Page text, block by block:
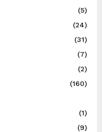
(5)
(24)
(31)
(7)
(2)
(160)
(1)
(9)